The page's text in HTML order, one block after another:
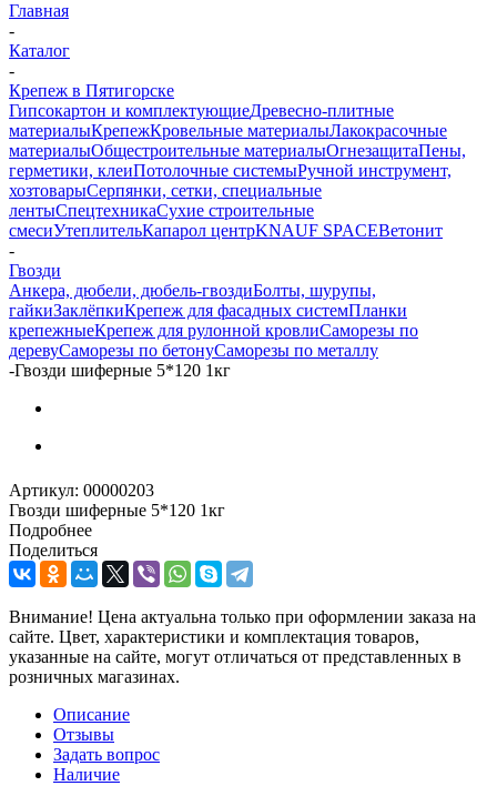
Главная
-
Каталог
-
Крепеж в Пятигорске
Гипсокартон и комплектующиеДревесно-плитные
материалыКрепежКровельные материалыЛакокрасочные
материалыОбщестроительные материалыОгнезащитаПены,
герметики, клеиПотолочные системыРучной инструмент,
хозтоварыСерпянки, сетки, специальные
лентыСпецтехникаСухие строительные
смесиУтеплительКапарол центрKNAUF SPACEВетонит
-
Гвозди
Анкера, дюбели, дюбель-гвоздиБолты, шурупы,
гайкиЗаклёпкиКрепеж для фасадных системПланки
крепежныеКрепеж для рулонной кровлиСаморезы по
деревуСаморезы по бетонуСаморезы по металлу
-Гвозди шиферные 5*120 1кг
Артикул: 00000203
Гвозди шиферные 5*120 1кг
Подробнее
Поделиться
Внимание! Цена актуальна только при оформлении заказа на
сайте. Цвет, характеристики и комплектация товаров,
указанные на сайте, могут отличаться от представленных в
розничных магазинах.
Описание
Отзывы
Задать вопрос
Наличие